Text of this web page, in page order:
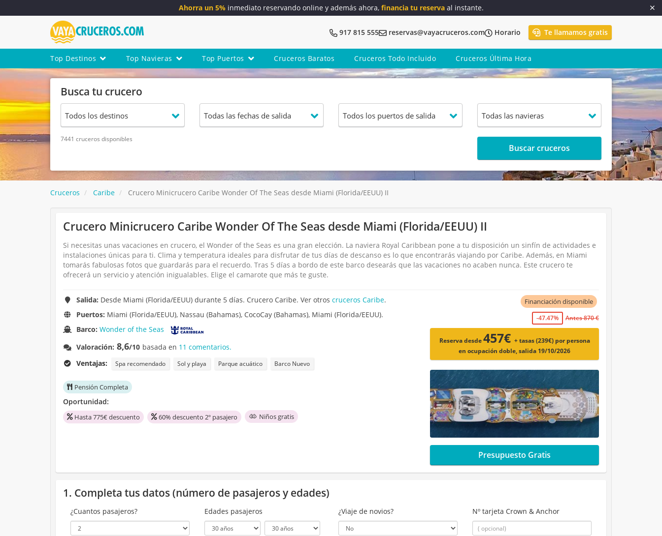
Ahorra un 5% inmediato reservando online y además ahora, financia tu reserva al instante.
917 815 555 reservas@vayacruceros.com Horario Te llamamos gratis
Top Destinos Top Navieras Top Puertos Cruceros Baratos Cruceros Todo Incluido Cruceros Última Hora
Busca tu crucero
7441 cruceros disponibles
Buscar cruceros
Cruceros Caribe Crucero Minicrucero Caribe Wonder Of The Seas desde Miami (Florida/EEUU) II
Crucero Minicrucero Caribe Wonder Of The Seas desde Miami (Florida/EEUU) II
Si necesitas unas vacaciones en crucero, el Wonder of the Seas es una gran elección. La naviera Royal Caribbean pone a tu disposición un sinfín de actividades e
instalaciones únicas para ti. Clima y temperatura ideales para disfrutar de tus días de descanso es lo que encontrarás viajando por Caribe. Además, en Miami
tomarás fabulosas fotos que guardarás para el recuerdo. Tras 5 días a bordo de este barco desearás que las vacaciones no acaben nunca. Este crucero te
ofrecerá un servicio y atención inigualables. Elige el camarote que más te guste.
Salida: Desde Miami (Florida/EEUU) durante 5 días. Crucero Caribe. Ver otroscruceros Caribe.
Puertos: Miami (Florida/EEUU), Nassau (Bahamas), CocoCay (Bahamas), Miami (Florida/EEUU).
Barco:Wonder of the Seas
Valoración: 8,6/10 basada en 11 comentarios.
Ventajas:
Spa recomendado Sol y playa Parque acuático Barco Nuevo
Pensión Completa
Oportunidad:
Hasta 775€ descuento 60% descuento 2º pasajero Niños gratis
Financiación disponible
-47.47% Antes 870 €
Reserva desde457€ + tasas (239€) por persona
en ocupación doble, salida 19/10/2026
Presupuesto Gratis
1. Completa tus datos (número de pasajeros y edades)
¿Cuantos pasajeros? Edades pasajeros ¿Viaje de novios? Nº tarjeta Crown & Anchor